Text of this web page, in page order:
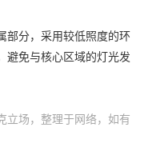
部分，采用较低照度的环
避免与核心区域的灯光发
立场，整理于网络，如有